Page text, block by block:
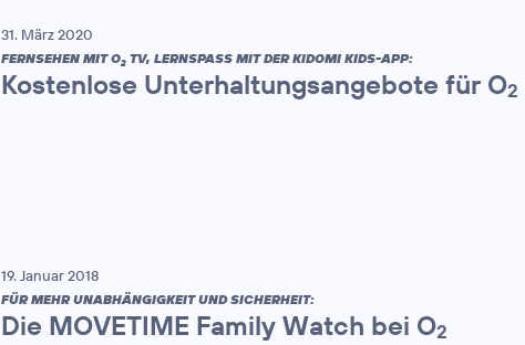
31. März 2020
FERNSEHEN MIT O2 TV, LERNSPASS MIT DER KIDOMI KIDS-APP:
Kostenlose Unterhaltungsangebote für O2
19. Januar 2018
FÜR MEHR UNABHÄNGIGKEIT UND SICHERHEIT:
Die MOVETIME Family Watch bei O2